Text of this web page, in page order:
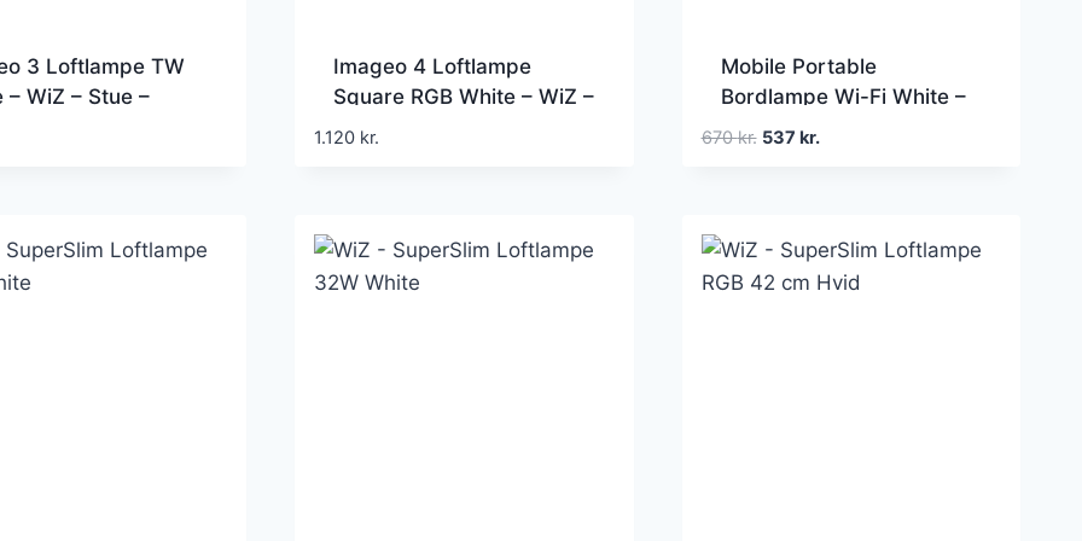
3 Loftlampe TW
– WiZ – Stue –
– Aluminium –
Imageo 4 Loftlampe
Square RGB White – WiZ –
Entré – Moderne –
1.120 kr.
Mobile Portable
Bordlampe Wi-Fi White –
WiZ – Stue – Moderne –
670kr. Den
670 kr..
537 kr.Den
537 kr..